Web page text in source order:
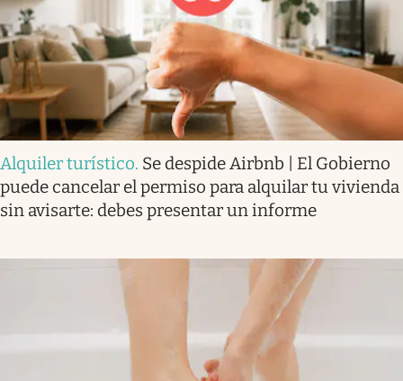
Alquiler turístico. Se despide Airbnb | El Gobierno
puede cancelar el permiso para alquilar tu vivienda
sin avisarte: debes presentar un informe